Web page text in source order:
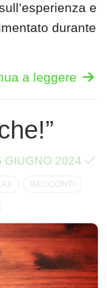
e
durante
a leggere
GIUGNO 2024
RACCONTI